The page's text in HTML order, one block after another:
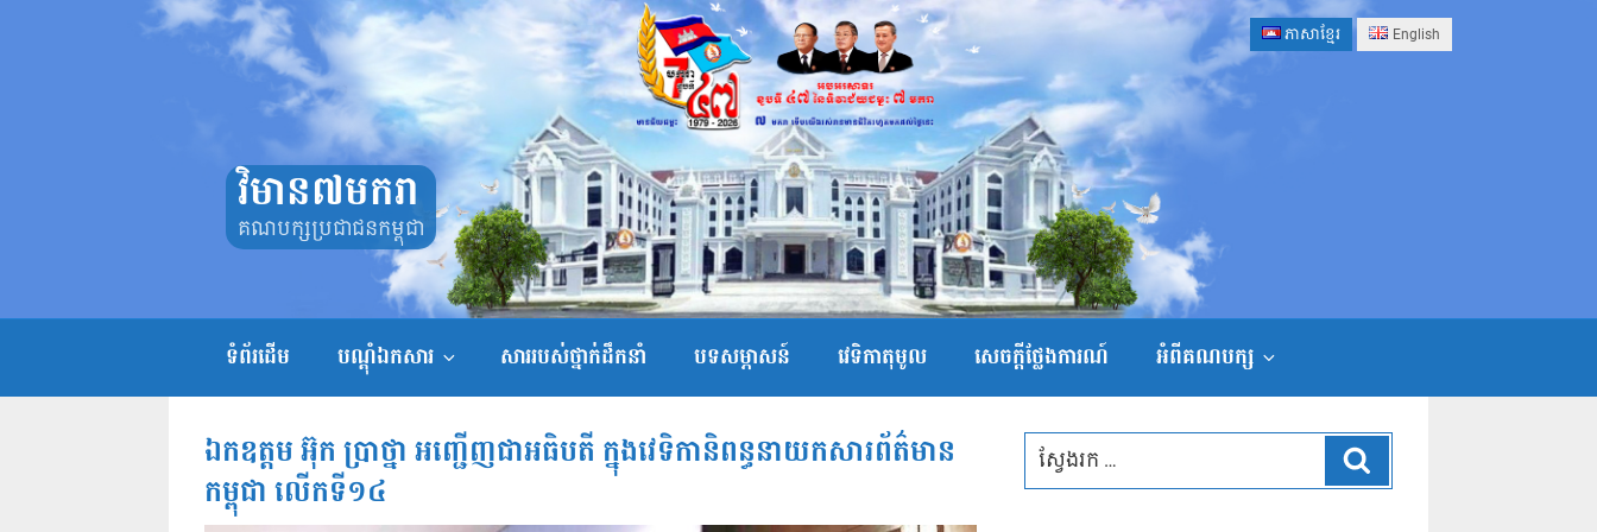
ភាសាខ្មែរ English
វិមាន៧មករា
គណបក្សប្រជាជនកម្ពុជា
ទំព័រដើម បណ្តុំឯកសារ សាររបស់ថ្នាក់ដឹកនាំ បទសម្ភាសន៍ វេទិកាតុមូល សេចក្ដីថ្លែងការណ៍ អំពីគណបក្ស
ឯកឧត្តម អ៊ុក ប្រាថ្នា អញ្ជើញជាអធិបតី ក្នុងវេទិកានិពន្ធនាយកសារព័ត៌មាន
កម្ពុជា លើកទី១៤